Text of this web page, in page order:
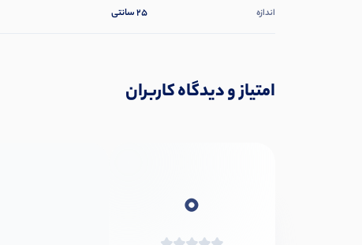
اندازه 25 سانتی
امتیاز و دیدگاه کاربران
0